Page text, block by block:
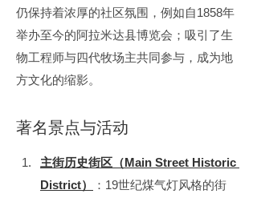
仍保持着浓厚的社区氛围，例如自1858年
举办至今的阿拉米达县博览会；吸引了生
物工程师与四代牧场主共同参与，成为地
方文化的缩影。
著名景点与活动
主街历史街区（Main Street Historic
District）
：19世纪煤气灯风格的街